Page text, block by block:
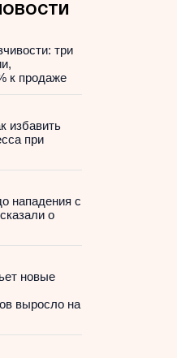
три
к продаже
избавить
при
нападения с
о
новые
выросло на